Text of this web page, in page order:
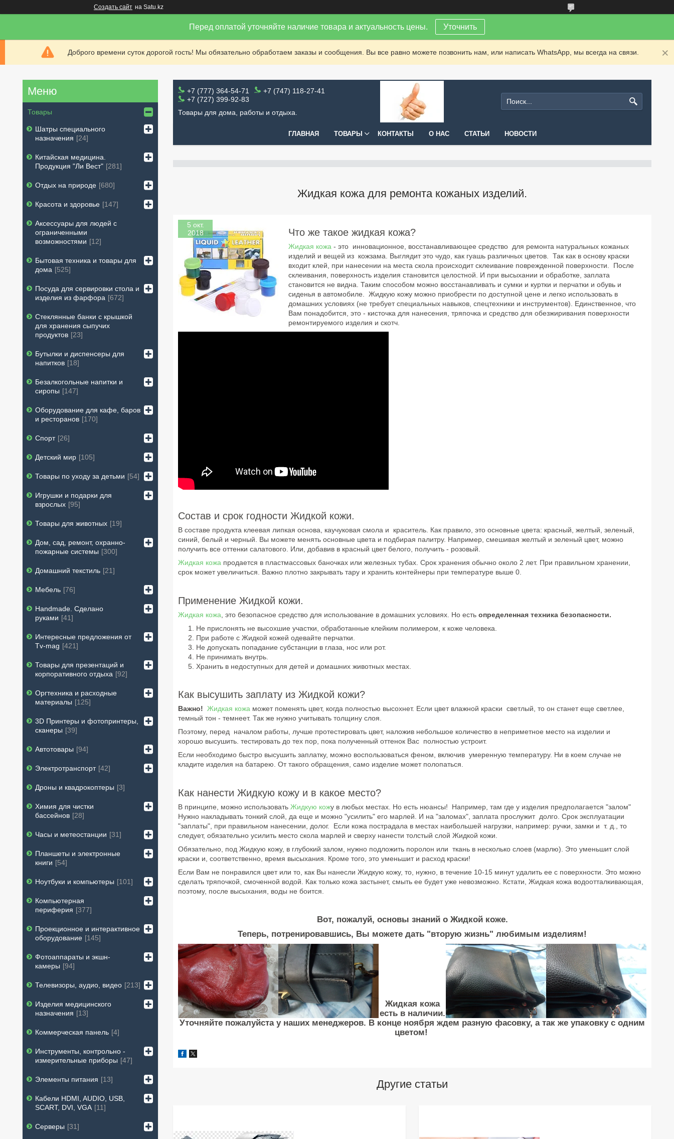
Создать сайт на Satu.kz
Перед оплатой уточняйте наличие товара и актуальность цены. Уточнить
Доброго времени суток дорогой гость! Мы обязательно обработаем заказы и сообщения. Вы все равно можете позвонить нам, или написать WhatsApp, мы всегда на связи.
+7 (777) 364-54-71
+7 (747) 118-27-41
+7 (727) 399-92-83
Товары для дома, работы и отдыха.
ГЛАВНАЯ ТОВАРЫ КОНТАКТЫ О НАС СТАТЬИ НОВОСТИ
Жидкая кожа для ремонта кожаных изделий.
5 окт.
2018
Что же такое жидкая кожа?
Жидкая кожа - это инновационное, восстанавливающее средство для ремонта натуральных кожаных
изделий и вещей из кожзама. Выглядит это чудо, как гуашь различных цветов. Так как в основу краски
входит клей, при нанесении на места скола происходит склеивание поврежденной поверхности. После
склеивания, поверхность изделия становится целостной. И при высыхании и обработке, заплата
становится не видна. Таким способом можно восстанавливать и сумки и куртки и перчатки и обувь и
сиденья в автомобиле. Жидкую кожу можно приобрести по доступной цене и легко использовать в
домашних условиях (не требует специальных навыков, спецтехники и инструментов). Единственное, что
Вам понадобится, это - кисточка для нанесения, тряпочка и средство для обезжиривания поверхности
ремонтируемого изделия и скотч.
Состав и срок годности Жидкой кожи.
В составе продукта клеевая липкая основа, каучуковая смола и краситель. Как правило, это основные цвета: красный, желтый, зеленый,
синий, белый и черный. Вы можете менять основные цвета и подбирая палитру. Например, смешивая желтый и зеленый цвет, можно
получить все оттенки салатового. Или, добавив в красный цвет белого, получить - розовый.
Жидкая кожа продается в пластмассовых баночках или железных тубах. Срок хранения обычно около 2 лет. При правильном хранении,
срок может увеличиться. Важно плотно закрывать тару и хранить контейнеры при температуре выше 0.
Применение Жидкой кожи.
Жидкая кожа , это безопасное средство для использование в домашних условиях. Но есть определенная техника безопасности.
Не прислонять не высохшие участки, обработанные клейким полимером, к коже человека.
При работе с Жидкой кожей одевайте перчатки.
Не допускать попадание субстанции в глаза, нос или рот.
Не принимать внутрь.
Хранить в недоступных для детей и домашних животных местах.
Как высушить заплату из Жидкой кожи?
Важно! Жидкая кожа может поменять цвет, когда полностью высохнет. Если цвет влажной краски светлый, то он станет еще светлее,
темный тон - темнеет. Так же нужно учитывать толщину слоя.
Поэтому, перед началом работы, лучше протестировать цвет, наложив небольшое количество в неприметное место на изделии и
хорошо высушить. тестировать до тех пор, пока полученный оттенок Вас полностью устроит.
Если необходимо быстро высушить заплатку, можно воспользоваться феном, включив умеренную температуру. Ни в коем случае не
кладите изделия на батарею. От такого обращения, само изделие может полопаться.
Как нанести Жидкую кожу и в какое место?
В принципе, можно использовать Жидкую кожу в любых местах. Но есть нюансы! Например, там где у изделия предполагается "залом"
Нужно накладывать тонкий слой, да еще и можно "усилить" его марлей. И на "заломах", заплата прослужит долго. Срок эксплуатации
"заплаты", при правильном нанесении, долог. Если кожа пострадала в местах наибольшей нагрузки, например: ручки, замки и т. д., то
следует, обязательно усилить место скола марлей и сверху нанести толстый слой Жидкой кожи.
Обязательно, под Жидкую кожу, в глубокий залом, нужно подложить поролон или ткань в несколько слоев (марлю). Это уменьшит слой
краски и, соответственно, время высыхания. Кроме того, это уменьшит и расход краски!
Если Вам не понравился цвет или то, как Вы нанесли Жидкую кожу, то, нужно, в течение 10-15 минут удалить ее с поверхности. Это можно
сделать тряпочкой, смоченной водой. Как только кожа застынет, смыть ее будет уже невозможно. Кстати, Жидкая кожа водоотталкивающая,
поэтому, после высыхания, воды не боится.
Вот, пожалуй, основы знаний о Жидкой коже.
Теперь, потренировавшись, Вы можете дать "вторую жизнь" любимым изделиям!
Жидкая кожа
есть в наличии.
Уточняйте пожалуйста у наших менеджеров. В конце ноября ждем разную фасовку, а так же упаковку с одним
цветом!
Другие статьи
Товары
Шатры специального
назначения
24
Китайская медицина.
Продукция "Ли Вест" 281
Отдых на природе 680
Красота и здоровье 147
Аксессуары для людей с
ограниченными
возможностями
12
Бытовая техника и товары для
дома
525
Посуда для сервировки стола и
изделия из фарфора 672
Стеклянные банки с крышкой
для хранения сыпучих
продуктов 23
Бутылки и диспенсеры для
напитков
18
Безалкогольные напитки и
сиропы
147
Оборудование для кафе, баров
и ресторанов
170
Спорт 26
Детский мир 105
Товары по уходу за детьми 54
Игрушки и подарки для
взрослых 95
Товары для животных 19
Дом, сад, ремонт, охранно-
пожарные системы
300
Домашний текстиль 21
Мебель 76
Handmade. Сделано
руками
41
Интересные предложения от
Tv-mag
421
Товары для презентаций и
корпоративного отдыха 92
Оргтехника и расходные
материалы
125
3D Принтеры и фотопринтеры,
сканеры
39
Автотовары 94
Электротранспорт 42
Дроны и квадрокоптеры 3
Химия для чистки
бассейнов 28
Часы и метеостанции 31
Планшеты и электронные
книги
54
Ноутбуки и компьютеры 101
Компьютерная
периферия
377
Проекционное и интерактивное
оборудование
145
Фотоаппараты и экшн-
камеры
94
Телевизоры, аудио, видео 213
Изделия медицинского
назначения
13
Коммерческая панель 4
Инструменты, контрольно -
измерительные приборы
47
Элементы питания 13
Кабели HDMI, AUDIO, USB,
SCART, DVI, VGA
11
Серверы 31